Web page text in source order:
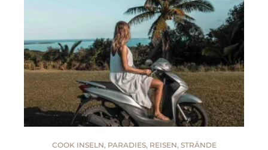
COOK INSELN, PARADIES, REISEN, STRÄNDE